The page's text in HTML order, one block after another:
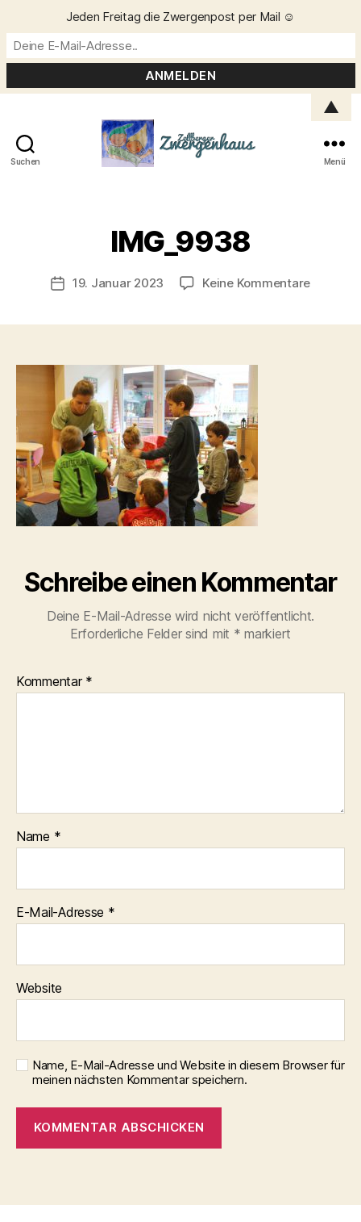
Suchen Menü
IMG_9938
Beitragsautor
n
ri
t
Veröffentlichungsdatum
19. Januar 2023 Keine Kommentarezu
Schreibe einen Kommentar
Deine E-Mail-Adresse wird nicht veröffentlicht.
Erforderliche Felder sind mit * markiert
Kommentar *
Name *
E-Mail-Adresse *
Website
Name, E-Mail-Adresse und Website in diesem Browser für
meinen nächsten Kommentar speichern.
Jeden Freitag die Zwergenpost per Mail ☺️
▲